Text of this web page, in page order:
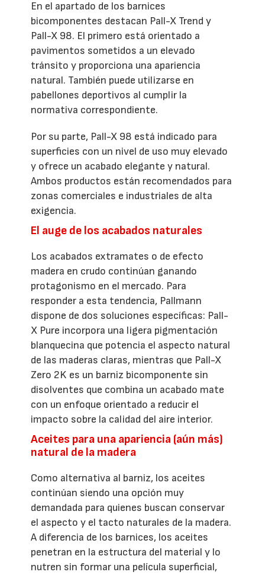
En el apartado de los barnices
bicomponentes destacan Pall-X Trend y
Pall-X 98. El primero está orientado a
pavimentos sometidos a un elevado
tránsito y proporciona una apariencia
natural. También puede utilizarse en
pabellones deportivos al cumplir la
normativa correspondiente.
Por su parte, Pall-X 98 está indicado para
superficies con un nivel de uso muy elevado
y ofrece un acabado elegante y natural.
Ambos productos están recomendados para
zonas comerciales e industriales de alta
exigencia.
El auge de los acabados naturales
Los acabados extramates o de efecto
madera en crudo continúan ganando
protagonismo en el mercado. Para
responder a esta tendencia, Pallmann
dispone de dos soluciones específicas: Pall-
X Pure incorpora una ligera pigmentación
blanquecina que potencia el aspecto natural
de las maderas claras, mientras que Pall-X
Zero 2K es un barniz bicomponente sin
disolventes que combina un acabado mate
con un enfoque orientado a reducir el
impacto sobre la calidad del aire interior.
Aceites para una apariencia (aún más)
natural de la madera
Como alternativa al barniz, los aceites
continúan siendo una opción muy
demandada para quienes buscan conservar
el aspecto y el tacto naturales de la madera.
A diferencia de los barnices, los aceites
penetran en la estructura del material y lo
nutren sin formar una película superficial,